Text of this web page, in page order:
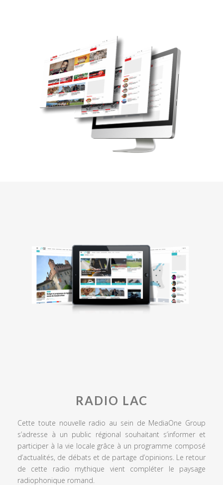
RADIO LAC
Cette toute nouvelle radio au sein de MediaOne Group
s’adresse à un public régional souhaitant s’informer et
participer à la vie locale grâce à un programme composé
d’actualités, de débats et de partage d’opinions. Le retour
de cette radio mythique vient compléter le paysage
radiophonique romand.